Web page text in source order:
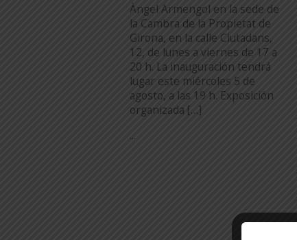
Àngel Armengol en la sede de
la Cambra de la Propietat de
Girona, en la calle Ciutadans,
12, de lunes a viernes de 17 a
20 h. La inauguración tendrá
lugar este miércoles 5 de
agosto, a las 19 h. Exposición
organizada […]
...